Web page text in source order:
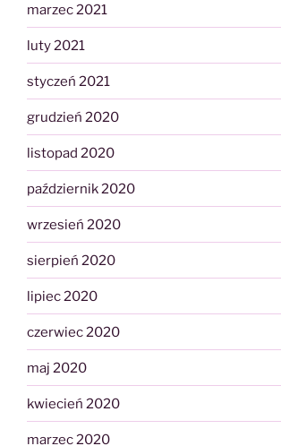
marzec 2021
luty 2021
styczeń 2021
grudzień 2020
listopad 2020
październik 2020
wrzesień 2020
sierpień 2020
lipiec 2020
czerwiec 2020
maj 2020
kwiecień 2020
marzec 2020